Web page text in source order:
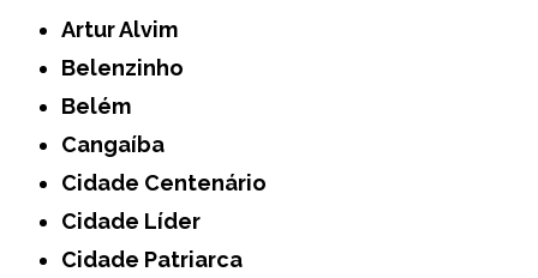
Artur Alvim
Belenzinho
Belém
Cangaíba
Cidade Centenário
Cidade Líder
Cidade Patriarca